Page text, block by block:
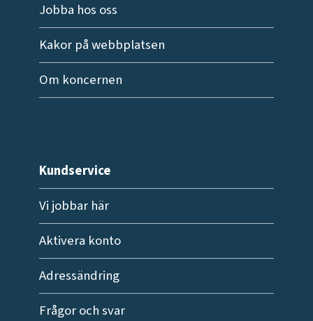
Jobba hos oss
Kakor på webbplatsen
Om koncernen
Kundservice
Vi jobbar här
Aktivera konto
Adressändring
Frågor och svar